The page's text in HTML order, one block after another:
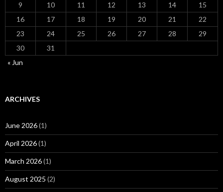
9
10 11 12 13 14
15
16
17 18 19 20 21
22
23
24 25 26 27 28
29
30
31
« Jun
ARCHIVES
June 2026(1)
April 2026(1)
March 2026(1)
August 2025 (2)